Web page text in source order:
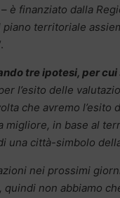
è finanziato dalla
territoriale
tre ipotesi, per
l’esito delle
che avremo l’esito
migliore, in base al
una città-simbolo
nei prossimi
non abbiamo